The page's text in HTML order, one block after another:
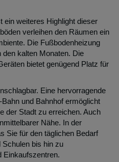
ein weiteres Highlight dieser
verleihen den Räumen ein
Die Fußbodenheizung
kalten Monaten. Die
bietet genügend Platz für
Eine hervorragende
und Bahnhof ermöglicht
der Stadt zu erreichen. Auch
Nähe. In der
Sie für den täglichen Bedarf
Schulen bis hin zu
Einkaufszentren.